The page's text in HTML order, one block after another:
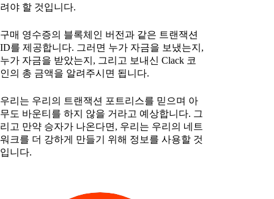
려야 할 것입니다.
구매 영수증의 블록체인 버전과 같은 트랜잭션
ID를 제공합니다. 그러면 누가 자금을 보냈는지,
누가 자금을 받았는지, 그리고 보내신 Clack 코
인의 총 금액을 알려주시면 됩니다.
우리는 우리의 트랜잭션 포트리스를 믿으며 아
무도 바운티를 하지 않을 거라고 예상합니다. 그
리고 만약 승자가 나온다면, 우리는 우리의 네트
워크를 더 강하게 만들기 위해 정보를 사용할 것
입니다.